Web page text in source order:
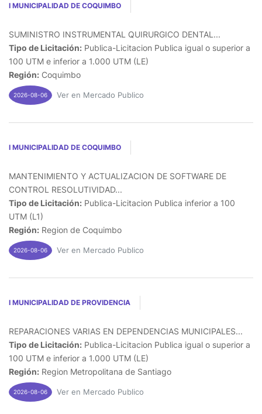
I MUNICIPALIDAD DE COQUIMBO
SUMINISTRO INSTRUMENTAL QUIRURGICO DENTAL...
Tipo de Licitación: Publica-Licitacion Publica igual o superior a
100 UTM e inferior a 1.000 UTM (LE)
Región: Coquimbo
2026-08-06 Ver en Mercado Publico
I MUNICIPALIDAD DE COQUIMBO
MANTENIMIENTO Y ACTUALIZACION DE SOFTWARE DE
CONTROL RESOLUTIVIDAD...
Tipo de Licitación: Publica-Licitacion Publica inferior a 100
UTM (L1)
Región: Region de Coquimbo
2026-08-06 Ver en Mercado Publico
I MUNICIPALIDAD DE PROVIDENCIA
REPARACIONES VARIAS EN DEPENDENCIAS MUNICIPALES...
Tipo de Licitación: Publica-Licitacion Publica igual o superior a
100 UTM e inferior a 1.000 UTM (LE)
Región: Region Metropolitana de Santiago
2026-08-06 Ver en Mercado Publico